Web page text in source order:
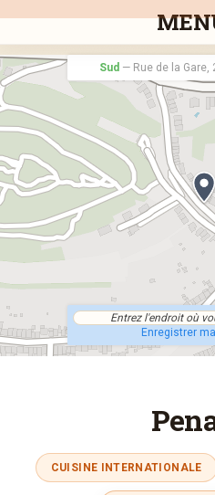
TOUS LES
RECHERCHER
Sud —Rue de la Gare,
Enregistrer
CUISINE INTERNATIONALE